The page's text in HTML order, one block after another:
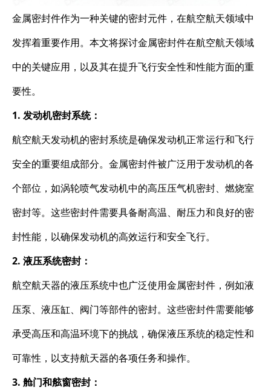
金属密封件作为一种关键的密封元件，在航空航天领域中
发挥着重要作用。本文将探讨金属密封件在航空航天领域
中的关键应用，以及其在提升飞行安全性和性能方面的重
要性。
1. 发动机密封系统：
航空航天发动机的密封系统是确保发动机正常运行和飞行
安全的重要组成部分。金属密封件被广泛用于发动机的各
个部位，如涡轮喷气发动机中的高压压气机密封、燃烧室
密封等。这些密封件需要具备耐高温、耐压力和良好的密
封性能，以确保发动机的高效运行和安全飞行。
2. 液压系统密封：
航空航天器的液压系统中也广泛使用金属密封件，例如液
压泵、液压缸、阀门等部件的密封。这些密封件需要能够
承受高压和高温环境下的挑战，确保液压系统的稳定性和
可靠性，以支持航天器的各项任务和操作。
3. 舱门和舷窗密封：